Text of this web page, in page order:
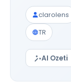
clarolens
TR
AI Ozeti